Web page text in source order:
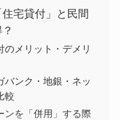
宅貸付」と民間
メリット・デメリ
バンク・地銀・ネッ
較
ンを「併用」する際